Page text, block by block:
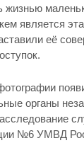
жизнью
является
её
органы
№6 УМВД